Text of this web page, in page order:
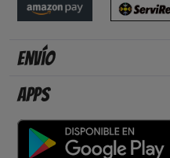
Envío
Apps